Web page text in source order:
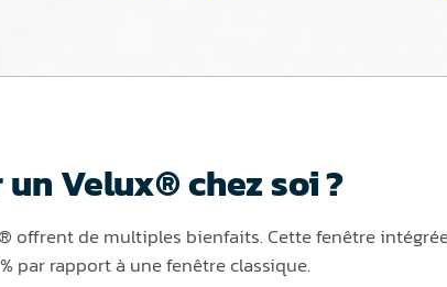
Velux® chez soi ?
offrent de multiples bienfaits. Cette fenêtre
par rapport à une fenêtre classique.